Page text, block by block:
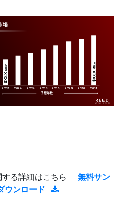
場
2023 2024 2025 2026 2028 2029 2030 2031
$XX.X
Million
$XX.X
Million
予想年数
る詳細はこちら
無料サン
ウンロード